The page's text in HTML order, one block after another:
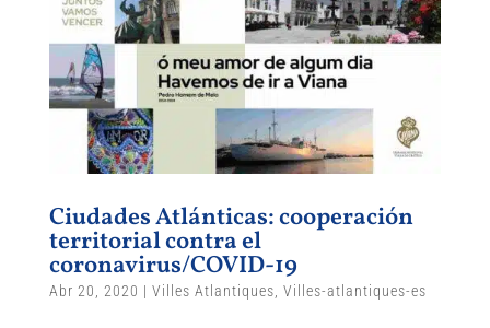
Ciudades Atlánticas: cooperación
territorial contra el
coronavirus/COVID-19
Abr 20, 2020 | Villes Atlantiques Villes-atlantiques-es